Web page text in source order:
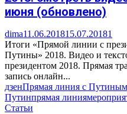
июня (обновлено)
dima11.06.201815.07.20181
Итоги «Прямой линии с
Путины» 2018. Видео и
президентом 2018. Прямая
запись онлайн...
дзенПрямая линия с
Путинпрямая линия
Статьи